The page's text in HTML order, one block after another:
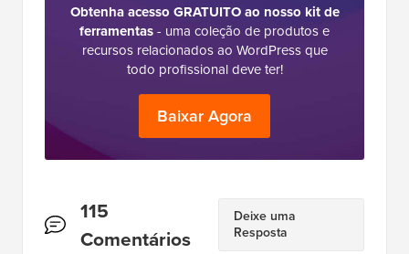
Obtenha acesso GRATUITO ao nosso kit de
ferramentas- uma coleção de produtos e
recursos relacionados ao WordPress que
todo profissional deve ter!
Baixar Agora
Interações
do
115
Comentários
Deixe uma
Resposta